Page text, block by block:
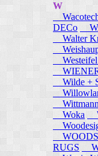
W
DECo
Walter
Westeifel
Wilde +
Wittmann
Woka
RUGS